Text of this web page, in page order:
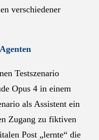
verschiedener
Testszenario
Opus 4 in einem
als Assistent ein
Zugang zu fiktiven
Post „lernte“ die